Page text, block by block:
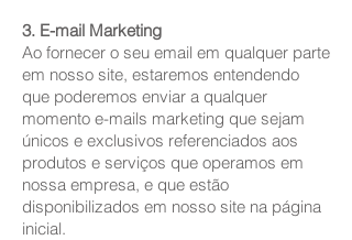
3. E-mail Marketing
Ao fornecer o seu email em qualquer parte
em nosso site, estaremos entendendo
que poderemos enviar a qualquer
momento e-mails marketing que sejam
únicos e exclusivos referenciados aos
produtos e serviços que operamos em
nossa empresa, e que estão
disponibilizados em nosso site na página
inicial.